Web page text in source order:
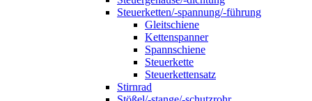
Steuerketten/-spannung/-führung
Gleitschiene
Kettenspanner
Spannschiene
Steuerkette
Steuerkettensatz
Stirnrad